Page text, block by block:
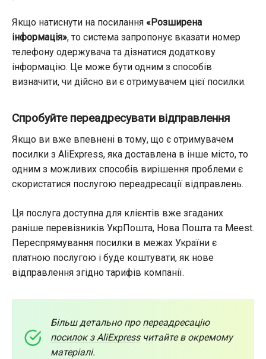
Якщо натиснути на посилання «Розширена
інформація», то система запропонує вказати номер
телефону одержувача та дізнатися додаткову
інформацію. Це може бути одним з способів
визначити, чи дійсно ви є отримувачем цієї посилки.
Спробуйте переадресувати відправлення
Якщо ви вже впевнені в тому, що є отримувачем
посилки з AliExpress, яка доставлена в інше місто, то
одним з можливих способів вирішення проблеми є
скористатися послугою переадресації відправлень.
Ця послуга доступна для клієнтів вже згаданих
раніше перевізників УкрПошта, Нова Пошта та Meest.
Переспрямування посилки в межах України є
платною послугою і буде коштувати, як нове
відправлення згідно тарифів компанії.
Більш детально про переадресацію
посилок з AliExpressчитайте в окремому
матеріалі.